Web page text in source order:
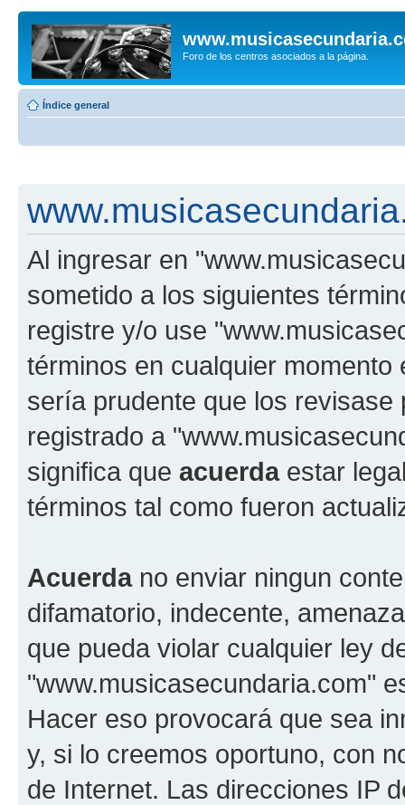
Foro de los centros asociados a la página.
Índice general
Al ingresar en
sometido a los siguientes
registre y/o use
términos en cualquier
sería prudente que los
registrado a
significa que acuerdaestar
términos tal como fueron
Acuerdano enviar ningun
difamatorio, indecente,
que pueda violar cualquier ley
"www.musicasecundaria.com"
Hacer eso provocará que sea
y, si lo creemos oportuno, con
de Internet. Las direcciones IP